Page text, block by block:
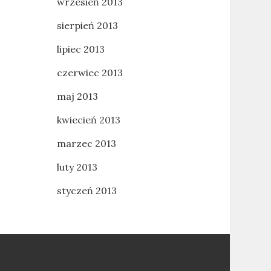
sierpień 2013
lipiec 2013
czerwiec 2013
maj 2013
kwiecień 2013
marzec 2013
luty 2013
styczeń 2013